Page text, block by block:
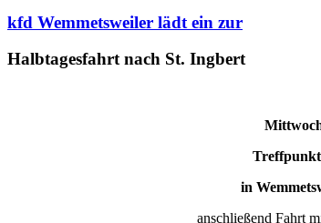
kfd Wemmetsweiler lädt ein zur
Halbtagesfahrt nach St. Ingbert
Treffpunkt
in
anschließend Fahrt